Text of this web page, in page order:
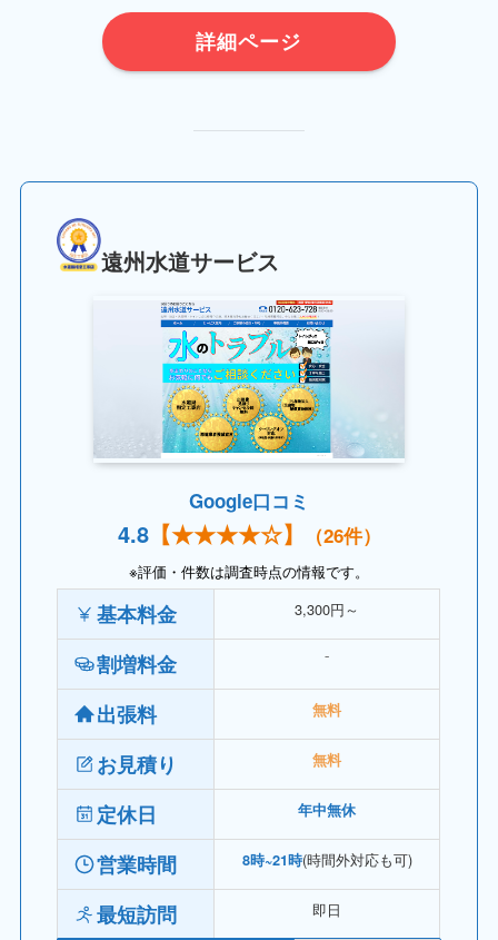
詳細ページ
遠州水道サービス
Google口コミ
4.8【★★★★☆】 （26件）
※評価・件数は調査時点の情報です。
基本料金 3,300円～
割増料金 ⁻
出張料 無料
お見積り 無料
定休日 年中無休
営業時間 8時~21時(時間外対応も可)
最短訪問 即日